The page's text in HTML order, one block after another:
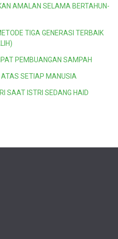
AMALAN SELAMA BERTAHUN-
TIGA GENERASI TERBAIK
PEMBUANGAN SAMPAH
SETIAP MANUSIA
SAAT ISTRI SEDANG HAID